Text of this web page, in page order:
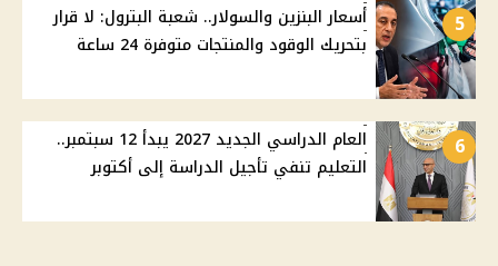
5
أسعار البنزين والسولار.. شعبة البترول: لا قرار
بتحريك الوقود والمنتجات متوفرة 24 ساعة
6
العام الدراسي الجديد 2027 يبدأ 12 سبتمبر..
التعليم تنفي تأجيل الدراسة إلى أكتوبر